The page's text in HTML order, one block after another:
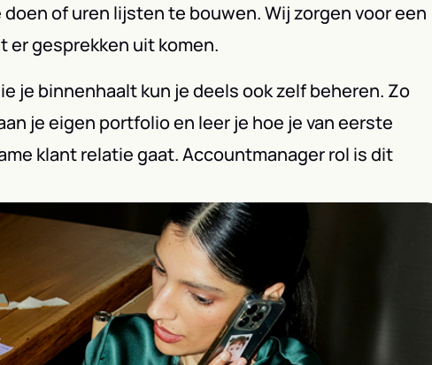
of uren lijsten te bouwen. Wij zorgen voor een
er gesprekken uit komen.
je binnenhaalt kun je deels ook zelf beheren. Zo
je eigen portfolio en leer je hoe je van eerste
klant relatie gaat. Accountmanager rol is dit